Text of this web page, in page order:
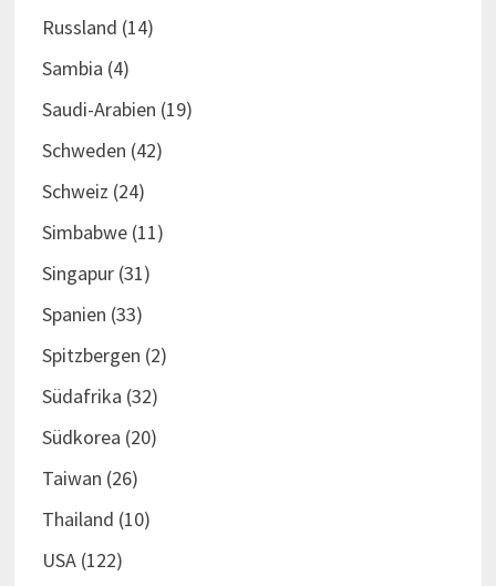
Russland (14)
Sambia (4)
Saudi-Arabien (19)
Schweden (42)
Schweiz (24)
Simbabwe(11)
Singapur(31)
Spanien (33)
Spitzbergen (2)
Südafrika (32)
Südkorea (20)
Taiwan (26)
Thailand (10)
USA(122)